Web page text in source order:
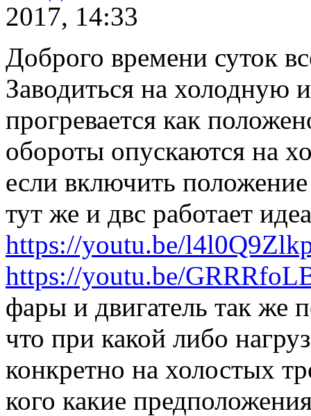
2017, 14:33
Доброго времени суток
Заводиться на холодную
прогревается как
обороты опускаются на
если включить
тут же и двс работает
https://youtu.be/
https://youtu.be/
фары и двигатель так же
что при какой либо
конкретно на холостых
кого какие